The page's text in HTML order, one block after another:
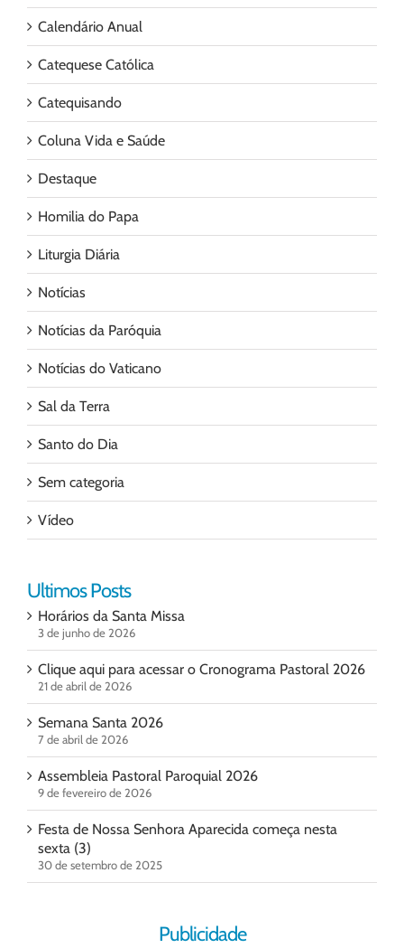
Calendário Anual
Catequese Católica
Catequisando
Coluna Vida e Saúde
Destaque
Homilia do Papa
Liturgia Diária
Notícias
Notícias da Paróquia
Notícias do Vaticano
Sal da Terra
Santo do Dia
Sem categoria
Vídeo
Ultimos Posts
Horários da Santa Missa
3 de junho de 2026
Clique aqui para acessar o Cronograma Pastoral 2026
21 de abril de 2026
Semana Santa 2026
7 de abril de 2026
Assembleia Pastoral Paroquial 2026
9 de fevereiro de 2026
Festa de Nossa Senhora Aparecida começa nesta
sexta (3)
30 de setembro de 2025
Publicidade